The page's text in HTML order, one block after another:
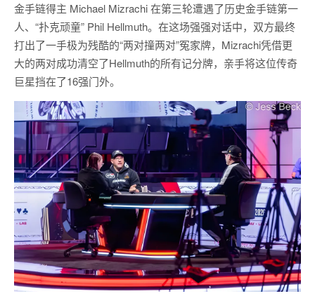
金手链得主 Michael Mizrachi 在第三轮遭遇了历史金手链第一
人、“扑克顽童” Phil Hellmuth。在这场强强对话中，双方最终
打出了一手极为残酷的“两对撞两对”冤家牌，Mizrachi凭借更
大的两对成功清空了Hellmuth的所有记分牌，亲手将这位传奇
巨星挡在了16强门外。